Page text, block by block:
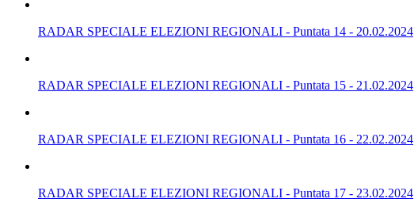
RADAR SPECIALE ELEZIONI REGIONALI - Puntata 14 - 20.02.2024
RADAR SPECIALE ELEZIONI REGIONALI - Puntata 15 - 21.02.2024
RADAR SPECIALE ELEZIONI REGIONALI - Puntata 16 - 22.02.2024
RADAR SPECIALE ELEZIONI REGIONALI - Puntata 17 - 23.02.2024